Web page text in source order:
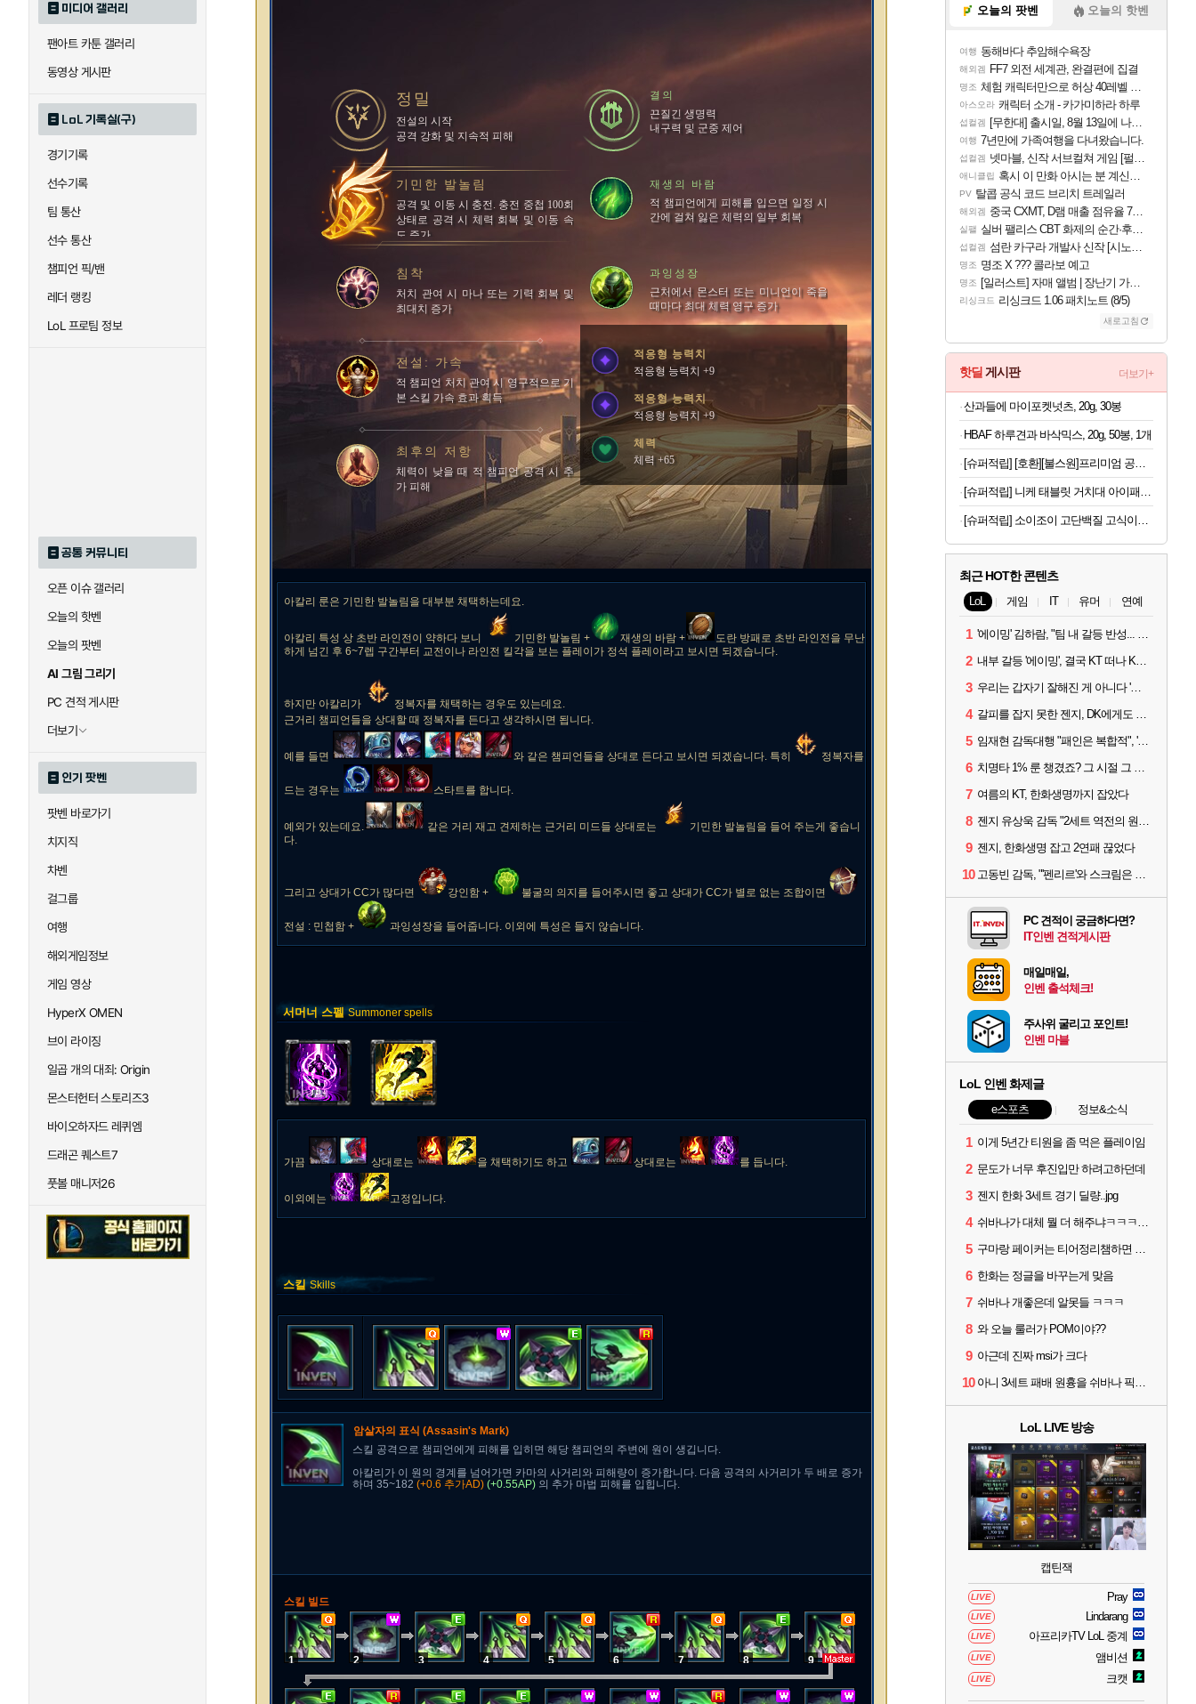
미디어 갤러리
팬아트 카툰 갤러리
동영상 게시판
LoL 기록실(구)
경기기록
선수기록
팀 통산
선수 통산
챔피언 픽/밴
레더 랭킹
LoL 프로팀 정보
공통 커뮤니티
오픈 이슈 갤러리
오늘의 핫벤
오늘의 팟벤
AI 그림 그리기
PC 견적 게시판
더보기
인기 팟벤
팟벤 바로가기
치지직
차벤
걸그룹
여행
해외게임정보
게임 영상
HyperX OMEN
브이 라이징
일곱 개의 대죄: Origin
몬스터헌터 스토리즈3
바이오하자드 레퀴엠
드래곤 퀘스트7
풋볼 매니저26
정밀
전설의 시작
공격 강화 및 지속적 피해
기민한 발놀림
공격 및 이동 시 충전. 충전 중첩 100회
상태로 공격 시 체력 회복 및 이동 속
도 증가
침착
처치 관여 시 마나 또는 기력 회복 및
최대치 증가
전설: 가속
적 챔피언 처치 관여 시 영구적으로 기
본 스킬 가속 효과 획득
최후의 저항
체력이 낮을 때 적 챔피언 공격 시 추
가 피해
결의
끈질긴 생명력
내구력 및 군중 제어
재생의 바람
적 챔피언에게 피해를 입으면 일정 시
간에 걸쳐 잃은 체력의 일부 회복
과잉성장
근처에서 몬스터 또는 미니언이 죽을
때마다 최대 체력 영구 증가
적응형 능력치
적응형 능력치 +9
적응형 능력치
적응형 능력치 +9
체력
체력 +65
아칼리 룬은 기민한 발놀림을 대부분 채택하는데요.
아칼리 특성 상 초반 라인전이 약하다 보니 기민한 발놀림 + 재생의 바람 +
도란 방패로 초반 라인전을 무난
하게 넘긴 후 6~7렙 구간부터 교전이나 라인전 킬각을 보는 플레이가 정석 플레이라고 보시면 되겠습니다.
하지만 아칼리가
정복자를 채택하는 경우도 있는데요.
근거리 챔피언들을 상대할 때 정복자를 든다고 생각하시면 됩니다.
예를 들면 와 같은 챔피언들을 상대로 든다고 보시면 되겠습니다. 특히 정복자를
드는 경우는 스타트를 합니다.
예외가 있는데요. 같은 거리 재고 견제하는 근거리 미드들 상대로는
기민한 발놀림을 들어 주는게 좋습니
다.
그리고 상대가 CC가 많다면 강인함 + 불굴의 의지를 들어주시면 좋고 상대가 CC가 별로 없는 조합이면
전설 : 민첩함 + 과잉성장을 들어줍니다. 이외에 특성은 들지 않습니다.
서머너 스펠Summoner spells
가끔 상대로는 을 채택하기도 하고 상대로는 를 듭니다.
이외에는 고정입니다.
스킬Skills
암살자의 표식 (Assasin's Mark)
스킬 공격으로 챔피언에게 피해를 입히면 해당 챔피언의 주변에 원이 생깁니다.
아칼리가 이 원의 경계를 넘어가면 카마의 사거리와 피해량이 증가합니다. 다음 공격의 사거리가 두 배로 증가
하며 35~182 (+0.6 추가AD) (+0.55AP) 의 추가 마법 피해를 입힙니다.
스킬 빌드
1 2 3 4 5 6 7 8 9
오늘의 팟벤 오늘의 핫벤
여행 동해바다 추암해수욕장
해외겜 FF7 외전 세계관, 완결편에 집결
명조 체험 캐릭터만으로 허상 40레벨 하이와티아 5분 컷!｜에이메스·린네·모니에 명함
아스오라 캐릭터 소개 - 카가미하라 하루
섭컬겜 [무한대] 출시일, 8월 13일에 나오나
여행 7년만에 가족여행을 다녀왔습니다.
섭컬겜 넷마블, 신작 서브컬쳐 게임 [펄 인 블루] 티저 사이트 오픈
애니클립 혹시 이 만화 아시는 분 계신가요
PV 탈콥 공식 코드 브리치 트레일러
해외겜 중국 CXMT, D램 매출 점유율 7%…글로벌 4위로 부상
실팰 실버 팰리스 CBT 화제의 순간·후기 모음
섭컬겜 섬란 카구라 개발사 신작 [시노비 넥서스] 연내 출시 예정
명조 명조 X ??? 콜라보 예고
명조 [일러스트] 자매 앨범 | 장난기 가득한 오후의 공원 (리메이크판)
리싱크드 리싱크드 1.06 패치노트 (8/5)
새로고침
핫딜 게시판 더보기+
산과들에 마이포켓넛츠, 20g, 30봉
HBAF 하루견과 바삭믹스, 20g, 50봉, 1개
[슈퍼적립] 소이조이 고단백질 고식이섬유 글루텐프리 8종 버라이어티팩, 16개입, 1개 [원산지:일본]
최근 HOT한 콘텐츠
LoL 게임 IT 유머 연예
1 '에이밍' 김하람, "팀 내 갈등 반성... 끝까지 뛰고 싶었다"
2 내부 갈등 '에이밍', 결국 KT 떠나 KRX로...'지우'와 트레이드
3 우리는 갑자기 잘해진 게 아니다 '씨맥' 김대호 감독의 자신감
4 갈피를 잡지 못한 젠지, DK에게도 0:2 패배
5 임재현 감독대행 "패인은 복합적", '도란' "팀에 과부하 왔다"
6 치명타 1% 룬 챙겼죠? 그 시절 그 감성 '롤 클래식' 30일 출시
7 여름의 KT, 한화생명까지 잡았다
8 젠지 유상욱 감독 "2세트 역전의 원인...너무 급했다"
9 젠지, 한화생명 잡고 2연패 끊었다
10 고동빈 감독, "'펜리르'와 스크림은 못 해봤다...선발 고정할 듯"
PC 견적이 궁금하다면?
IT인벤 견적게시판
매일매일,
인벤 출석체크!
주사위 굴리고 포인트!
인벤 마블
LoL 인벤 화제글
e스포츠 정보&소식
1 이게 5년간 티원을 좀 먹은 플레이임
2 문도가 너무 후진입만 하려고하던데
3 젠지 한화 3세트 경기 딜량..jpg
4 쉬바나가 대체 뭘 더 해주냐ㅋㅋㅋㅋㅋㅋ
5 구마랑 페이커는 티어정리챔하면 안됨
6 한화는 정글을 바꾸는게 맞음
7 쉬바나 개좋은데 알못들 ㅋㅋㅋ
8 와 오늘 룰러가 POM이야??
9 아근데 진짜 msi가 크다
10 아니 3세트 패배 원흉을 쉬바나 픽타령 하고있네
LoL LIVE 방송
캡틴잭
LIVE Pray
LIVE Lindarang
LIVE 아프리카TV LoL 중계
LIVE 앰비션
LIVE 크캣